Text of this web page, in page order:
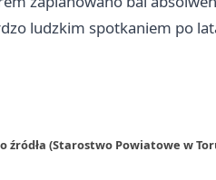
ludzkim spotkaniem po
(Starostwo Powiatowe w